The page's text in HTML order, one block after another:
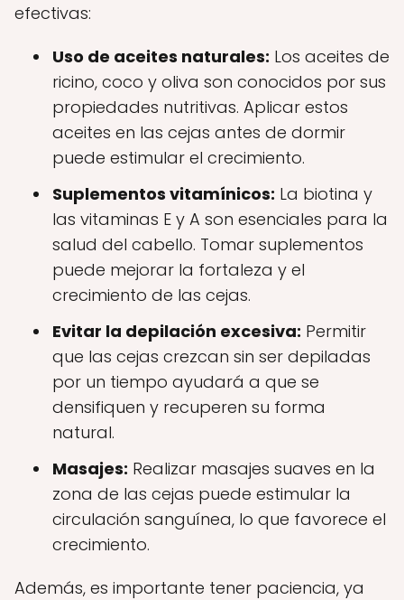
efectivas:
Uso de aceites naturales: Los aceites de
ricino, coco y oliva son conocidos por sus
propiedades nutritivas. Aplicar estos
aceites en las cejas antes de dormir
puede estimular el crecimiento.
Suplementos vitamínicos: La biotina y
las vitaminas E y A son esenciales para la
salud del cabello. Tomar suplementos
puede mejorar la fortaleza y el
crecimiento de las cejas.
Evitar la depilación excesiva: Permitir
que las cejas crezcan sin ser depiladas
por un tiempo ayudará a que se
densifiquen y recuperen su forma
natural.
Masajes: Realizar masajes suaves en la
zona de las cejas puede estimular la
circulación sanguínea, lo que favorece el
crecimiento.
Además, es importante tener paciencia, ya